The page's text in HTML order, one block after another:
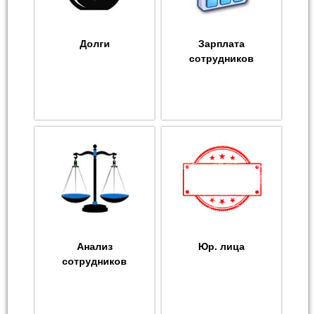
Долги
Зарплата
сотрудников
Анализ
сотрудников
Юр. лица